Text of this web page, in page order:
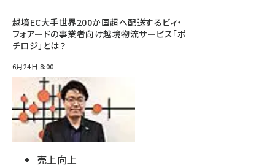
越境EC大手世界200か国超へ配送するビィ・
フォアードの事業者向け越境物流サービス「ポ
チロジ」とは？
6月24日 8:00
売上向上